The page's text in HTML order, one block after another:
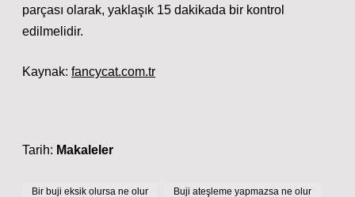
parçası olarak, yaklaşık 15 dakikada bir kontrol
edilmelidir.
Kaynak: fancycat.com.tr
Tarih: Makaleler
Bir buji eksik olursa ne olur Buji ateşleme yapmazsa ne olur